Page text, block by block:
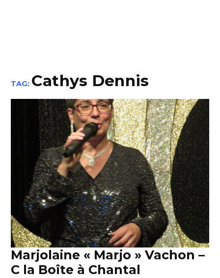
TAG: Cathys Dennis
Marjolaine « Marjo » Vachon –
C la Boîte à Chantal